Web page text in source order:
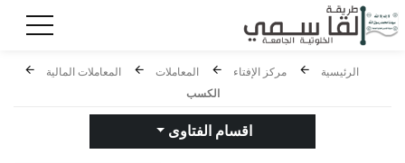
الرئيسية مركز الإفتاء المعاملات
المعاملات المالية
الكسب
اقسام الفتاوى